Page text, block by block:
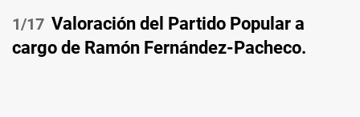
/17 Valoración del Partido Popular a
cargo de Ramón Fernández-Pacheco.